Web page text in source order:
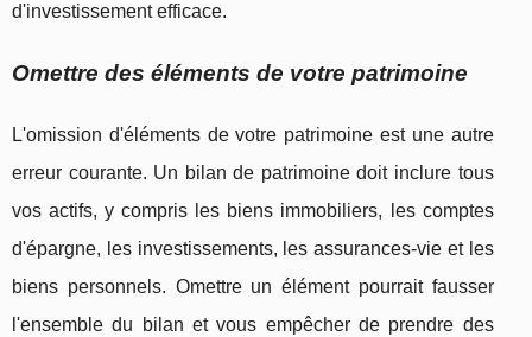
d'investissement efficace.
Omettre des éléments de votre patrimoine
L'omission d'éléments de votre patrimoine est une autre
erreur courante. Un bilan de patrimoine doit inclure tous
vos actifs, y compris les biens immobiliers, les comptes
d'épargne, les investissements, les assurances-vie et les
biens personnels. Omettre un élément pourrait fausser
l'ensemble du bilan et vous empêcher de prendre des